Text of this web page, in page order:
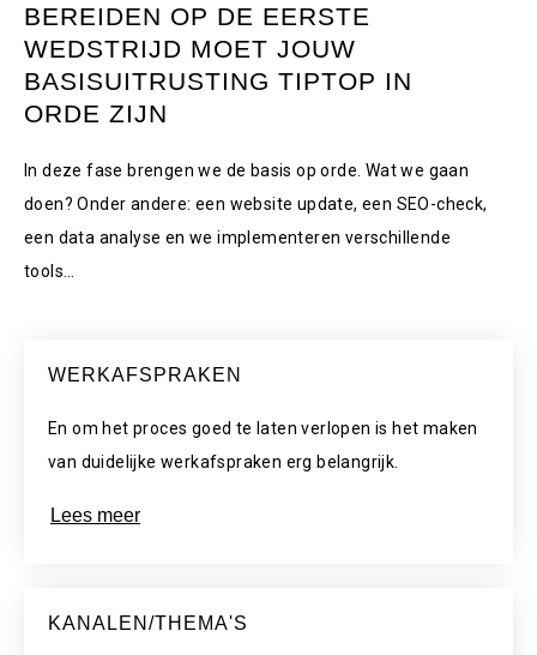
BEREIDEN OP DE EERSTE
WEDSTRIJD MOET JOUW
BASISUITRUSTING TIPTOP IN
ORDE ZIJN
In deze fase brengen we de basis op orde. Wat we gaan
doen? Onder andere: een website update, een SEO-check,
een data analyse en we implementeren verschillende
tools…
WERKAFSPRAKEN
En om het proces goed te laten verlopen is het maken
van duidelijke werkafspraken erg belangrijk.
Lees meer
KANALEN/THEMA'S